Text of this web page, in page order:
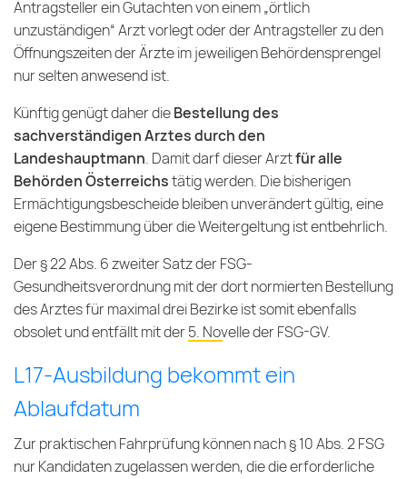
Antragsteller ein Gutachten von einem „örtlich
unzuständigen“ Arzt vorlegt oder der Antragsteller zu den
Öffnungszeiten der Ärzte im jeweiligen Behördensprengel
nur selten anwesend ist.
Künftig genügt daher dieBestellung des
sachverständigen Arztes durch den
Landeshauptmann. Damit darf dieser Arztfür alle
Behörden Österreichstätig werden. Die bisherigen
Ermächtigungsbescheide bleiben unverändert gültig, eine
eigene Bestimmung über die Weitergeltung ist entbehrlich.
Der § 22 Abs. 6 zweiter Satz der FSG-
Gesundheitsverordnung mit der dort normierten Bestellung
des Arztes für maximal drei Bezirke ist somit ebenfalls
obsolet und entfällt mit der5. Novelle der FSG-GV.
L17-Ausbildung bekommt ein
Ablaufdatum
Zur praktischen Fahrprüfung können nach § 10 Abs. 2 FSG
nur Kandidaten zugelassen werden, die die erforderliche